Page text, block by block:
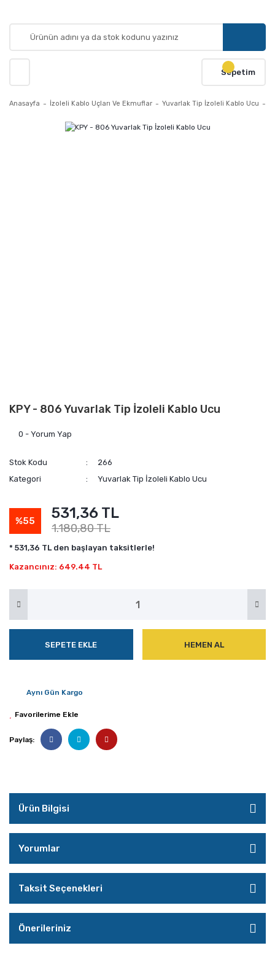
Sepetim
Anasayfa İzoleli Kablo Uçları Ve Ekmuflar Yuvarlak Tip İzoleli Kablo Ucu
KPY - 806 Yuvarlak Tip İzoleli Kablo Ucu
0 - Yorum Yap
Stok Kodu
266
Kategori
Yuvarlak Tip İzoleli Kablo Ucu
%55 531,36 TL
1.180,80 TL
* 531,36 TL den başlayan taksitlerle!
Kazancınız: 649.44 TL
SEPETE EKLE HEMEN AL
Aynı Gün Kargo
Paylaş:
Ürün Bilgisi
Yorumlar
Taksit Seçenekleri
Önerileriniz